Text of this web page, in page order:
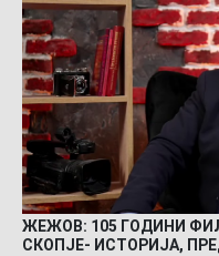
ЖЕЖОВ: 105 ГОДИНИ
СКОПЈЕ- ИСТОРИЈА,